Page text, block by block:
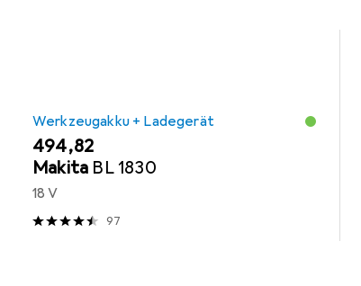
Werkzeugakku + Ladegerät
EUR
494,82
Makita BL 1830
18 V
97